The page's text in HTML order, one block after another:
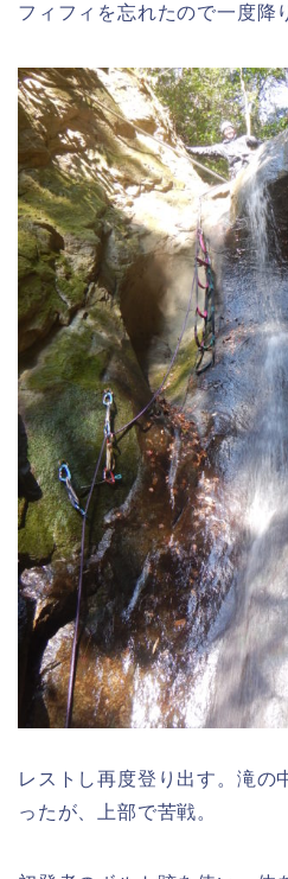
フィフィを忘れたので一度降
レストし再度登り出す。滝の
ったが、上部で苦戦。